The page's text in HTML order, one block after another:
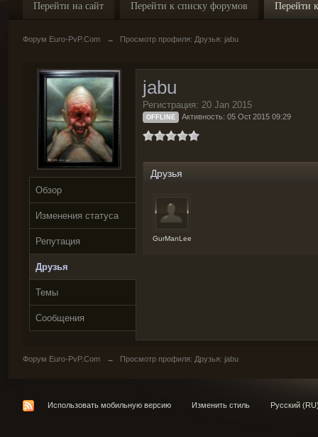
Перейти на сайт Перейти к списку форумов Перейти
Форум Euro-PvP.Com → Просмотр профиля: Друзья: jabu
Обзор
Изменения статуса
Репутация
Друзья
Темы
Сообщения
jabu
Регистрация: 20 Jan 2015
OFFLINE Активность: 05 Oct 2015 09:29
Друзья
GurManLee
Форум Euro-PvP.Com → Просмотр профиля: Друзья: jabu
Использовать мобильную версию Изменить стиль Русский